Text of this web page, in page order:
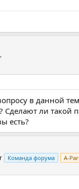
в данной
Сделают ли такой
есть?
Команда форума A-